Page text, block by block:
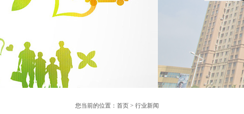
您当前的位置：首页 > 行业新闻